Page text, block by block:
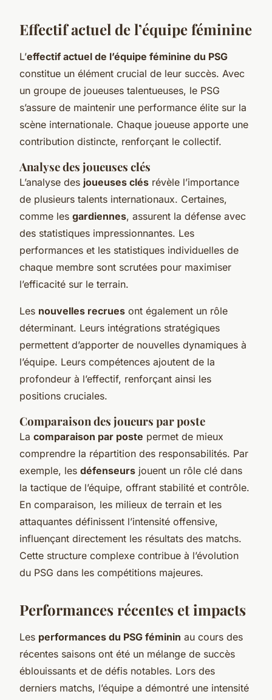
Effectif actuel de l’équipe féminine
L’effectif actuel de l’équipe féminine du PSG
constitue un élément crucial de leur succès. Avec
un groupe de joueuses talentueuses, le PSG
s’assure de maintenir une performance élite sur la
scène internationale. Chaque joueuse apporte une
contribution distincte, renforçant le collectif.
Analyse des joueuses clés
L’analyse des joueuses clés révèle l’importance
de plusieurs talents internationaux. Certaines,
comme les gardiennes, assurent la défense avec
des statistiques impressionnantes. Les
performances et les statistiques individuelles de
chaque membre sont scrutées pour maximiser
l’efficacité sur le terrain.
Les nouvelles recrues ont également un rôle
déterminant. Leurs intégrations stratégiques
permettent d’apporter de nouvelles dynamiques à
l’équipe. Leurs compétences ajoutent de la
profondeur à l’effectif, renforçant ainsi les
positions cruciales.
Comparaison des joueurs par poste
La comparaison par poste permet de mieux
comprendre la répartition des responsabilités. Par
exemple, les défenseurs jouent un rôle clé dans
la tactique de l’équipe, offrant stabilité et contrôle.
En comparaison, les milieux de terrain et les
attaquantes définissent l’intensité offensive,
influençant directement les résultats des matchs.
Cette structure complexe contribue à l’évolution
du PSG dans les compétitions majeures.
Performances récentes et impacts
Les performances du PSG féminin au cours des
récentes saisons ont été un mélange de succès
éblouissants et de défis notables. Lors des
derniers matchs, l’équipe a démontré une intensité